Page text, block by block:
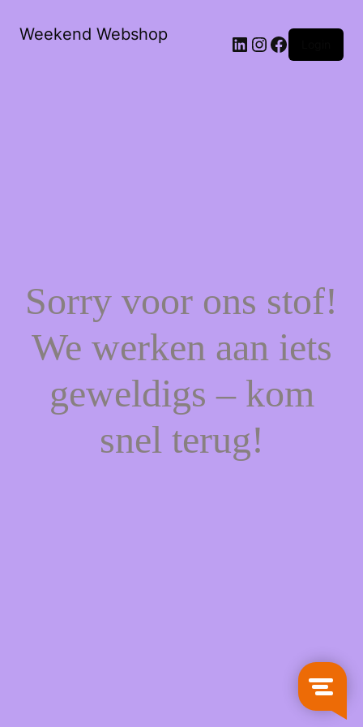
Weekend Webshop LinkedIn
Instagram
Facebook
Sorry voor ons stof!
We werken aan iets
geweldigs – kom
snel terug!